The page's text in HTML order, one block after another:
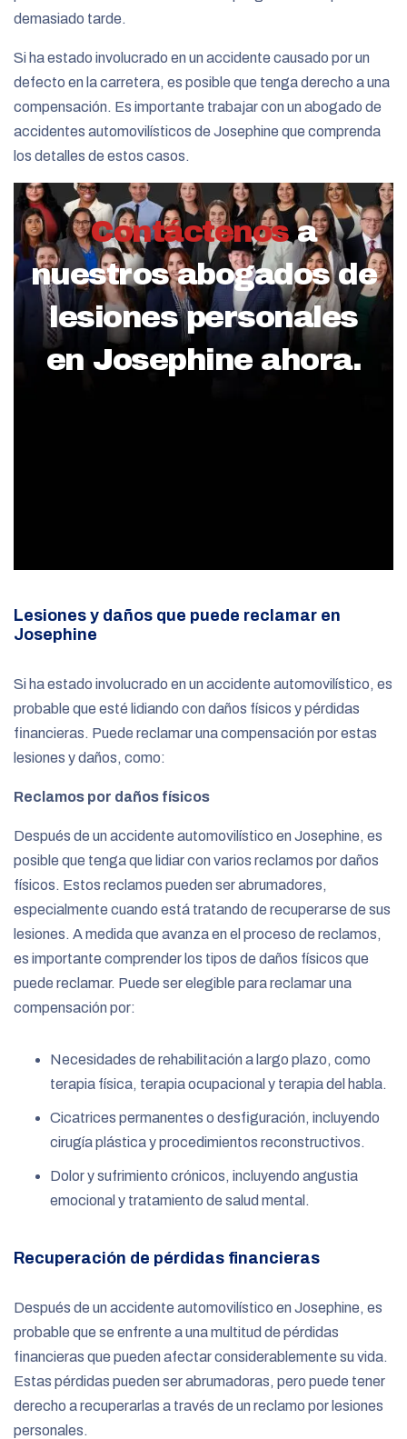
demasiado tarde.
Si ha estado involucrado en un accidente causado por un
defecto en la carretera, es posible que tenga derecho a una
compensación. Es importante trabajar con un abogado de
accidentes automovilísticos de Josephine que comprenda
los detalles de estos casos.
Contáctenos a
nuestros abogados de
lesiones personales
en Josephine ahora.
Lesiones y daños que puede reclamar en
Josephine
Si ha estado involucrado en un accidente automovilístico, es
probable que esté lidiando con daños físicos y pérdidas
financieras. Puede reclamar una compensación por estas
lesiones y daños, como:
Reclamos por daños físicos
Después de un accidente automovilístico en Josephine, es
posible que tenga que lidiar con varios reclamos por daños
físicos. Estos reclamos pueden ser abrumadores,
especialmente cuando está tratando de recuperarse de sus
lesiones. A medida que avanza en el proceso de reclamos,
es importante comprender los tipos de daños físicos que
puede reclamar. Puede ser elegible para reclamar una
compensación por:
Necesidades de rehabilitación a largo plazo, como
terapia física, terapia ocupacional y terapia del habla.
Cicatrices permanentes o desfiguración, incluyendo
cirugía plástica y procedimientos reconstructivos.
Dolor y sufrimiento crónicos, incluyendo angustia
emocional y tratamiento de salud mental.
Recuperación de pérdidas financieras
Después de un accidente automovilístico en Josephine, es
probable que se enfrente a una multitud de pérdidas
financieras que pueden afectar considerablemente su vida.
Estas pérdidas pueden ser abrumadoras, pero puede tener
derecho a recuperarlas a través de un reclamo por lesiones
personales.